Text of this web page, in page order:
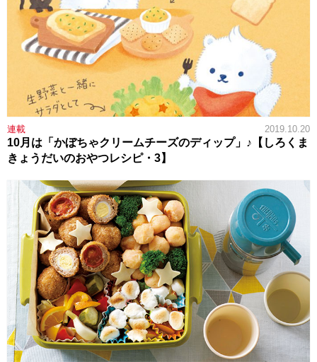
連載 2019.10.20
10月は「かぼちゃクリームチーズのディップ」♪【しろくま
きょうだいのおやつレシピ・3】